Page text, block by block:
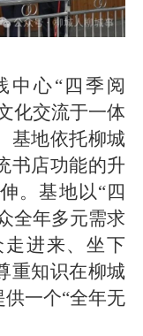
中心“四季阅
化交流于一体
基地依托柳城
书店功能的升
。基地以“四
全年多元需求
进来、坐下
重知识在柳城
一个“全年无